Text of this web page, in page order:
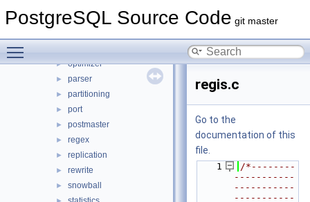
PostgreSQL Source Code git master
► libpq
► optimizer
► parser
► partitioning
► port
► postmaster
► regex
► replication
► rewrite
► snowball
regis.c
Go to the
documentation of this
file.
    1
/*--------
-----------
-----------
-----------